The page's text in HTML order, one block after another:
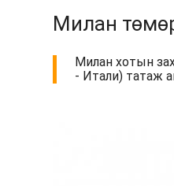
Милан
Милан хотын
- Итали) татаж